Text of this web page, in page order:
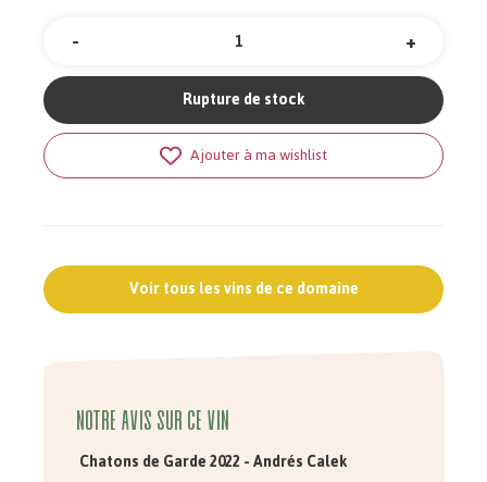
Quantité +
-
Rupture de stock
Ajouter à ma wishlist
Voir tous les vins de ce domaine
Notre avis sur ce vin
Chatons de Garde 2022 - Andrés Calek